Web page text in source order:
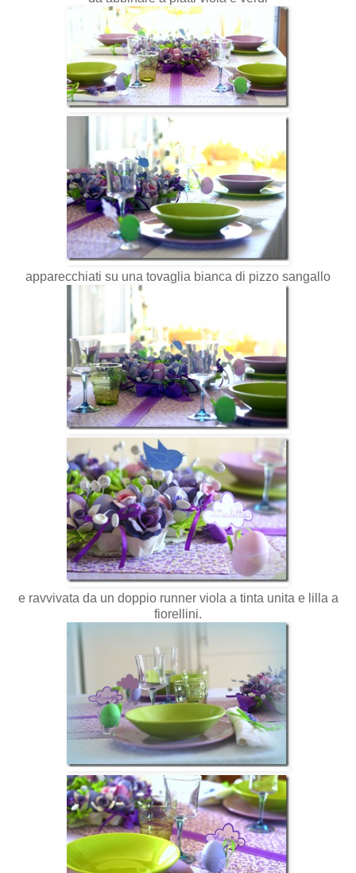
apparecchiati su una tovaglia bianca di pizzo sangallo
e ravvivata da un doppio runner viola a tinta unita e lilla a
fiorellini.